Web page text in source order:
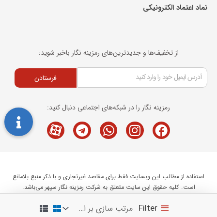
Filter
نماد اعتماد الکترونیکی​
از تخفیف‌ها و جدیدترین‌های رمزینه نگار باخبر شوید:
فرستادن
رمزینه نگار را در شبکه‌های اجتماعی دنبال کنید:
Facebook
Instagram
Whatsapp
Telegram
M-
icon-
استفاده از مطالب این وبسایت فقط برای مقاصد غیرتجاری و با ذکر منبع بلامانع
است. کلیه حقوق این سایت متعلق به شرکت رمزینه نگار سپهر می‌باشد.